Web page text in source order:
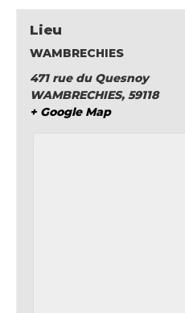
Lieu
WAMBRECHIES
471 rue du Quesnoy
WAMBRECHIES, 59118
+ Google Map